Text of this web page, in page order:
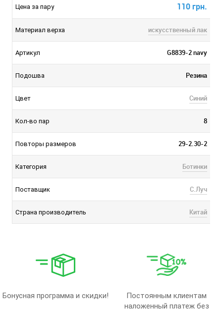
Цена за пару 110 грн.
Материал верха искусственный лак
Артикул G8839-2 navy
Подошва Резина
Цвет Синий
Кол-во пар 8
Повторы размеров 29-2.30-2
Категория Ботинки
Поставщик С.Луч
Страна производитель Китай
Бонусная программа и скидки!
Постоянным клиентам
наложенный платеж без